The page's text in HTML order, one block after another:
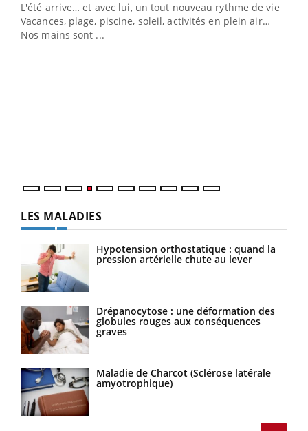
L'été arrive… et avec lui, un tout nouveau rythme de vie !
Vacances, plage, piscine, soleil, activités en plein air…
Nos mains sont ...
LES MALADIES
Hypotension orthostatique : quand la
pression artérielle chute au lever
Drépanocytose : une déformation des
globules rouges aux conséquences
graves
Maladie de Charcot (Sclérose latérale
amyotrophique)